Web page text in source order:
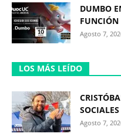
DUMBO
FUNCIÓN
Agosto 7,
LOS MÁS LEÍDO
Agosto 7,